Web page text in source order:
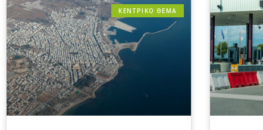
ΚΕΝΤΡΙΚΟ ΘΕΜΑ